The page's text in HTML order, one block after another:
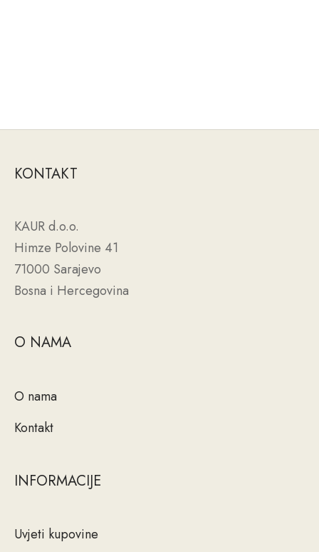
O NAMA
O nama
Kontakt
INFORMACIJE
Uvjeti kupovine
KONTAKT
KAUR d.o.o.
Himze Polovine 41
71000 Sarajevo
Bosna i Hercegovina